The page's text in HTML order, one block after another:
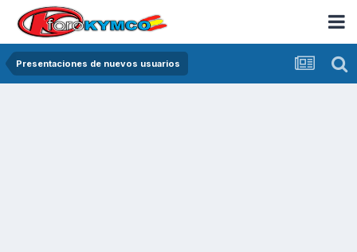
Presentaciones de nuevos usuarios